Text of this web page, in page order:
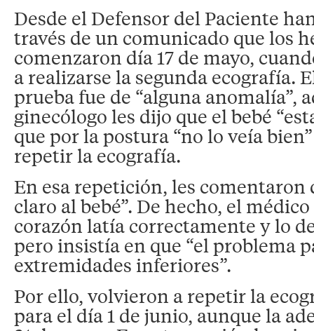
Desde el Defensor del Paciente
través de un comunicado que los
comenzaron día 17 de mayo,
a realizarse la segunda ecografía.
prueba fue de “alguna anomalía”,
ginecólogo les dijo que el bebé
que por la postura “no lo veía
repetir la ecografía.
En esa repetición, les comentaron
claro al bebé”. De hecho, el
corazón latía correctamente y lo
pero insistía en que “el problema
extremidades inferiores”.
Por ello, volvieron a repetir la
para el día 1 de junio, aunque la